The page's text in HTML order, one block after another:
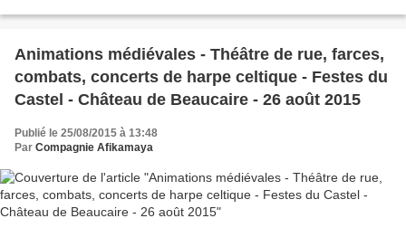
Animations médiévales - Théâtre de rue, farces,
combats, concerts de harpe celtique - Festes du
Castel - Château de Beaucaire - 26 août 2015
Publié le 25/08/2015 à 13:48
Par Compagnie Afikamaya